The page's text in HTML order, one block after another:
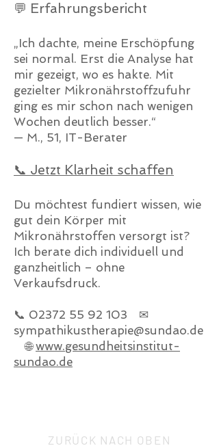
💬 Erfahrungsbericht
„Ich dachte, meine Erschöpfung
sei normal. Erst die Analyse hat
mir gezeigt, wo es hakte. Mit
gezielter Mikronährstoffzufuhr
ging es mir schon nach wenigen
Wochen deutlich besser.“
— M., 51, IT-Berater
📞 Jetzt Klarheit schaffen
Du möchtest fundiert wissen, wie
gut dein Körper mit
Mikronährstoffen versorgt ist?
Ich berate dich individuell und
ganzheitlich – ohne
Verkaufsdruck.
📞 02372 55 92 103 ✉
sympathikustherapie@sundao.de
🌐www.gesundheitsinstitut-
sundao.de
ZURÜCK NACH OBEN